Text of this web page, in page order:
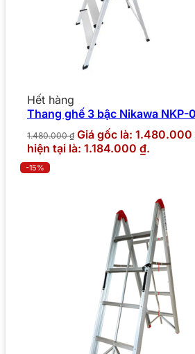
Hết hàng
Thang ghế 3 bậc Nikawa NKP-
1.480.000₫ Giá gốc là: 1.480.000
hiện tại là: 1.184.000 ₫.
-15%